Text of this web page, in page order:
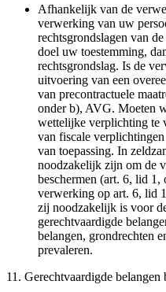
Afhankelijk van de
verwerking van uw
rechtsgrondslagen van
doel uw toestemming,
rechtsgrondslag. Is de
uitvoering van een
van precontractuele
onder b), AVG. Moeten
wettelijke verplichting te
van fiscale
van toepassing. In
noodzakelijk zijn om de
beschermen (art. 6, lid 1,
verwerking op art. 6, lid
zij noodzakelijk is voor
gerechtvaardigde
belangen, grondrechten
prevaleren.
11. Gerechtvaardigde